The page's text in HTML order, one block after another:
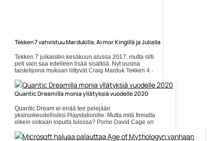
Tekken 7 vahvistuu Mardukilla, Armor Kingillä ja Julialla
Tekken 7 julkaistiin kesäkuun alussa 2017, mutta silti
peli vain saa edelleen lisää sisältöä. Nyt uusina
taistelijoina mukaan liittyvät Craig Marduk Tekken 4 -
https://www.gamereactor.fi/uutiset/596373/Tekken+7+vahvistu...
Yleinen
Quantic Dreamilla monia yllätyksiä vuodelle 2020
Quantic Dream ei enää tee pelejään
yksinoikeudellisiksi Playstationille. Mutta mitä firmalta
oikein onkaan lopulta tulossa? Pomo David Cage on
https://www.gamereactor.fi/uutiset/717953/Quantic+D...